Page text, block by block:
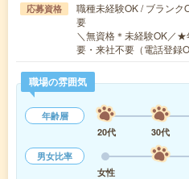
応募資格
職種未経験OK / ブランク
要
＼無資格＊未経験OK／
要・来社不要（電話登
職場の雰囲気
年齢層
20代
30代
男女比率
女性